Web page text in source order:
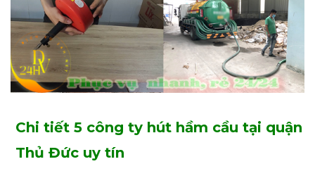
Chi tiết 5 công ty hút hầm cầu tại quận
Thủ Đức uy tín